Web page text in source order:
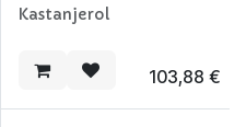
Kastanjerol
103,88 €